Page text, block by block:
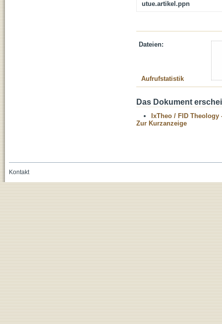
utue.artikel.ppn
Dateien:
Aufrufstatistik
Das Dokument
IxTheo / FID Theology
Zur Kurzanzeige
Kontakt